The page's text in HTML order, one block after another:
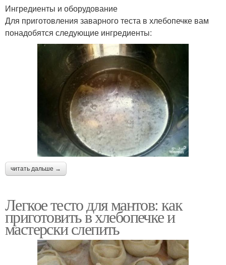
Ингредиенты и оборудование
Для приготовления заварного теста в хлебопечке вам
понадобятся следующие ингредиенты:
читать дальше →
Легкое тесто для мантов: как
приготовить в хлебопечке и
мастерски слепить